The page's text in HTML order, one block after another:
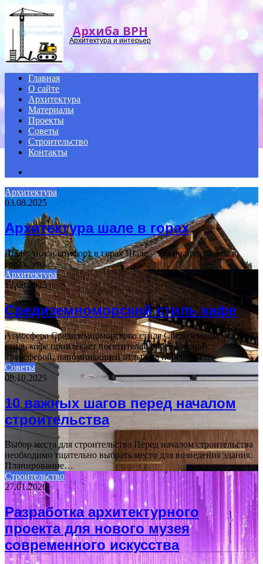
Архиба ВРН
Архитектура и интерьер
Главная
О сайте
Архитектура
Материалы
Проекты
Советы
Строительство
Контакты
Архитектура
03.08.2025
Архитектура шале в горах
Шале: уют и комфорт в горах Шале – это не просто дом в
горах, это…
Архитектура
12.08.2025
Средиземноморский стиль кафе
Атмосфера Средиземноморского стиля Средиземноморский
стиль кафе привлекает посетителей своей уютной
атмосферой, напоминающей отдых на побережье…
Советы
08.10.2025
10 важных шагов перед началом
строительства
Выбор места для строительства Перед началом строительства
необходимо тщательно выбрать место для возведения здания.
Планирование…
Строительство
27.01.2026
Разработка архитектурного
проекта для нового музея
современного искусства